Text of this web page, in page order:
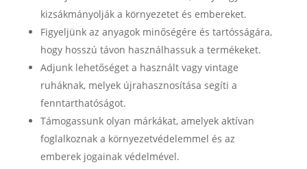
kizsákmányolják a környezetet és embereket.
Figyeljünk az anyagok minőségére és tartósságára,
hogy hosszú távon használhassuk a termékeket.
Adjunk lehetőséget a használt vagy vintage
ruháknak, melyek újrahasznosítása segíti a
fenntarthatóságot.
Támogassunk olyan márkákat, amelyek aktívan
foglalkoznak a környezetvédelemmel és az
emberek jogainak védelmével.